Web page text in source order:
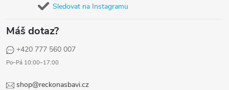
Sledovat na Instagramu
Máš dotaz?
+420 777 560 007
Po–Pá 10:00–17:00
shop@reckonasbavi.cz